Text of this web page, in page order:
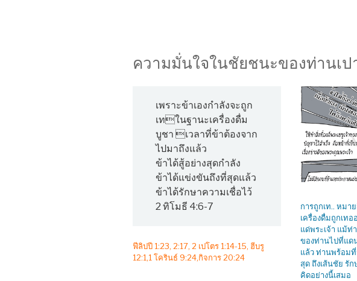
ความมั่นใจในชัยชนะของท่านเป
เพราะข้าเองกำลังจะถูก
เทในฐานะเครื่องดื่ม
บูชา เวลาที่ข้าต้องจาก
ไปมาถึงแล้ว
ข้าได้สู้อย่างสุดกำลัง
ข้าได้แข่งขันถึงที่สุดแล้ว
ข้าได้รักษาความเชื่อไว้
2 ทิโมธี 4:6-7
ฟีลิปปี 1:23, 2:17, 2 เปโตร 1:14-15, ฮีบรู
12:1,1 โครินธ์ 9:24,กิจการ 20:24
การถูกเท.. หมา
เครื่องดื่มถูกเท
แด่พระเจ้า แม้ท่
ของท่านไปที่แด
แล้ว ท่านพร้อมที่
สุด ถึงเส้นชัย รัก
คิดอย่างนี้เสมอ